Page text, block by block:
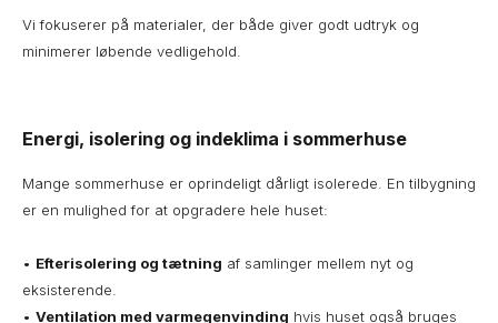
Vi fokuserer på materialer, der både giver godt udtryk og
minimerer løbende vedligehold.
Energi, isolering og indeklima i sommerhuse
Mange sommerhuse er oprindeligt dårligt isolerede. En tilbygning
er en mulighed for at opgradere hele huset:
• Efterisolering og tætning af samlinger mellem nyt og
eksisterende.
• Ventilation med varmegenvinding hvis huset også bruges